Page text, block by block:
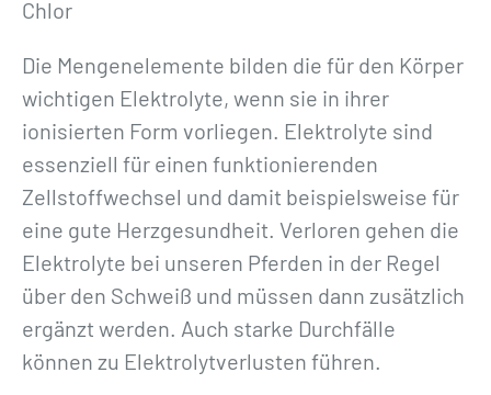
Chlor
Die Mengenelemente bilden die für den Körper
wichtigen Elektrolyte, wenn sie in ihrer
ionisierten Form vorliegen. Elektrolyte sind
essenziell für einen funktionierenden
Zellstoffwechsel und damit beispielsweise für
eine gute Herzgesundheit. Verloren gehen die
Elektrolyte bei unseren Pferden in der Regel
über den Schweiß und müssen dann zusätzlich
ergänzt werden. Auch starke Durchfälle
können zu Elektrolytverlusten führen.